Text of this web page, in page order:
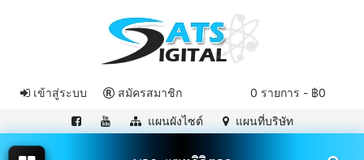
0 รายการ - ฿0
เข้าสู่ระบบ สมัครสมาชิก
แผนผังไซต์ แผนที่บริษัท